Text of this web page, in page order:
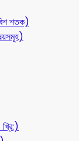
শতক)